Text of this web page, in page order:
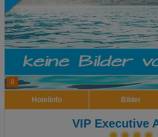
8
Hotelinfo Bilder
VIP Executive